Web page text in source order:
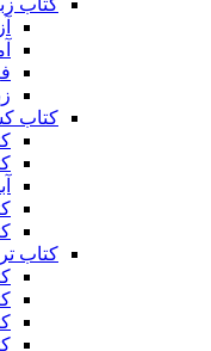
کتاب
کتاب